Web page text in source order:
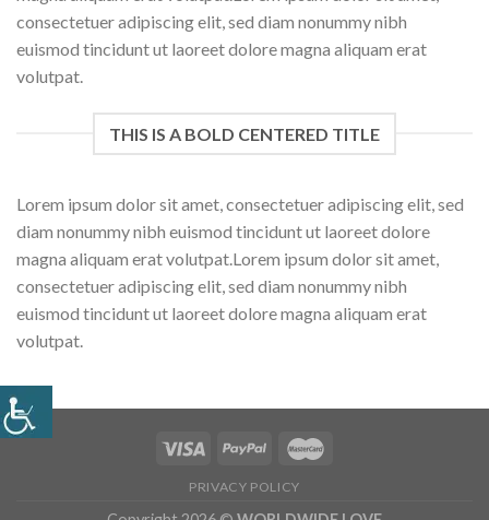
consectetuer adipiscing elit, sed diam nonummy nibh
euismod tincidunt ut laoreet dolore magna aliquam erat
volutpat.
THIS IS A BOLD CENTERED TITLE
Lorem ipsum dolor sit amet, consectetuer adipiscing elit, sed
diam nonummy nibh euismod tincidunt ut laoreet dolore
magna aliquam erat volutpat.Lorem ipsum dolor sit amet,
consectetuer adipiscing elit, sed diam nonummy nibh
euismod tincidunt ut laoreet dolore magna aliquam erat
volutpat.
PRIVACY POLICY